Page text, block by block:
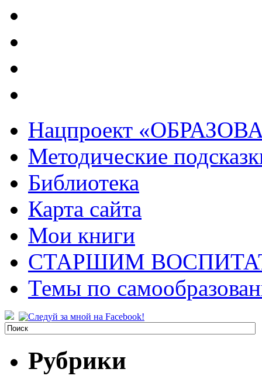
Нацпроект
Методические
Библиотека
Карта сайта
Мои книги
СТАРШИМ
Темы по
Рубрики